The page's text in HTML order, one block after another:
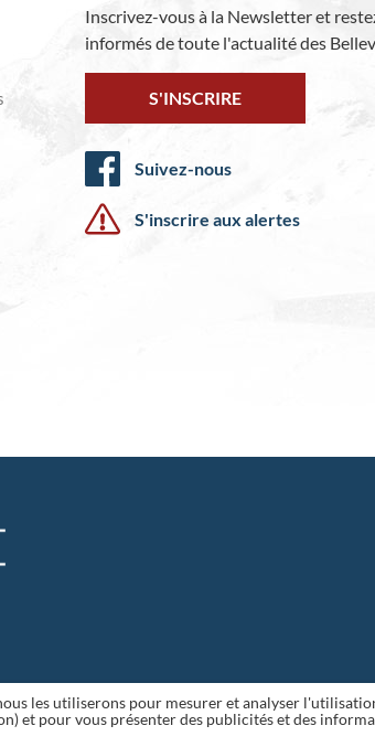
Inscrivez-vous à la Newsletter et
informés de toute l'actualité des
S'INSCRIRE
Suivez-nous
S'inscrire aux alertes
les utiliserons pour mesurer et analyser
et pour vous présenter des publicités et des